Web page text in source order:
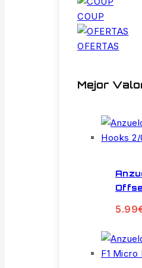
COUP
OFERTAS
Mejor
5.99